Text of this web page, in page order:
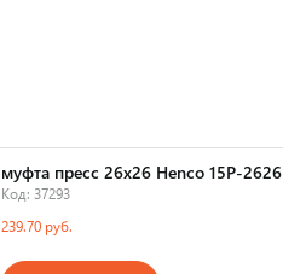
муфта пресс 26x26 Henco 15P-2626
Код: 37293
239.70 руб.